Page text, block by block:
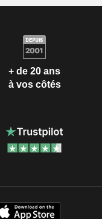
+ de 20 ans
à vos côtés